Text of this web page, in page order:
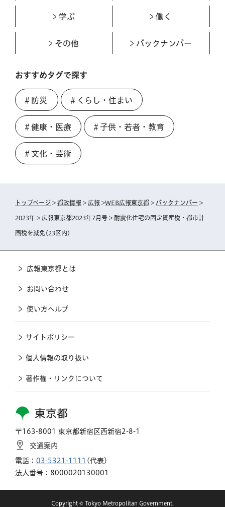
学ぶ 働く
その他 バックナンバー
おすすめタグで探す
＃防災 ＃くらし・住まい
＃健康・医療 ＃子供・若者・教育
＃文化・芸術
トップページ > 都政情報 > 広報 >WEB広報東京都 > バックナンバー >
2023年 > 広報東京都2023年7月号 > 耐震化住宅の固定資産税・都市計
画税を減免(23区内)
東京都
〒163-8001 東京都新宿区西新宿2-8-1
交通案内
電話： 03-5321-1111 (代表)
法人番号：8000020130001
広報東京都とは
お問い合わせ
使い方ヘルプ
サイトポリシー
個人情報の取り扱い
著作権・リンクについて
Copyright © Tokyo Metropolitan Government.